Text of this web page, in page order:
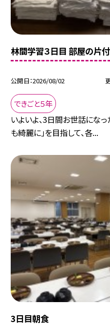
林間学習３日目 部屋の片
公開日 2026/08/02
できごと５年
いよいよ、3日間お世話になっ
も綺麗に」を目指して、各...
3日目朝食